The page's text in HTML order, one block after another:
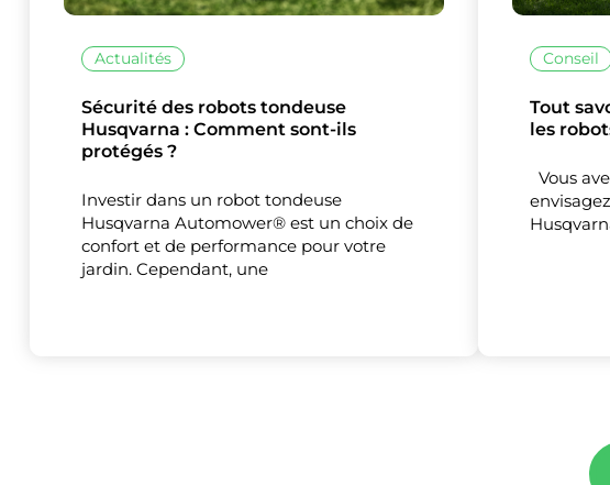
Ce site utilise des
Nos
Actualités
Sécurité des robots tondeuse
Husqvarna : Comment sont-ils
protégés ?
Investir dans un robot tondeuse
Husqvarna Automower® est un choix de
confort et de performance pour votre
jardin. Cependant, une
Conseil
Tout
les
Vous